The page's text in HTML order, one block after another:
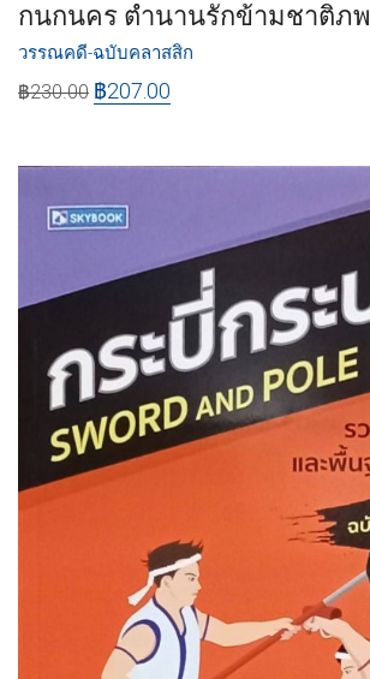
กนกนคร ตำนานรักข้ามชาติภพ
วรรณคดี-ฉบับคลาสสิก
฿230.00 ฿207.00